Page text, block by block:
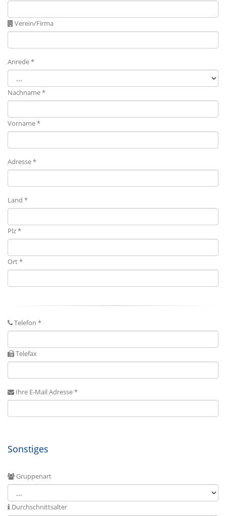
Verein/Firma
Anrede *
Nachname *
Vorname *
Adresse *
Land *
Plz *
Ort *
Telefon *
Telefax
Ihre E-Mail Adresse *
Sonstiges
Gruppenart
Durchschnittsalter